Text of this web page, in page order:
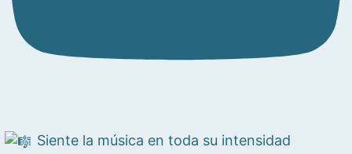
Siente la música en toda su intensidad